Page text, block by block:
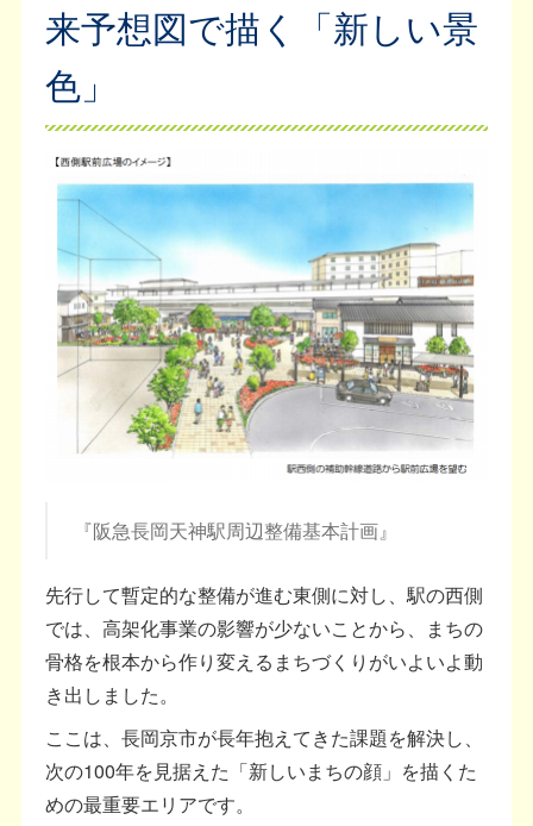
来予想図で描く「新しい景
色」
『阪急長岡天神駅周辺整備基本計画』
先行して暫定的な整備が進む東側に対し、駅の西側
では、高架化事業の影響が少ないことから、まちの
骨格を根本から作り変えるまちづくりがいよいよ動
き出しました。
ここは、長岡京市が長年抱えてきた課題を解決し、
次の100年を見据えた「新しいまちの顔」を描くた
めの最重要エリアです。